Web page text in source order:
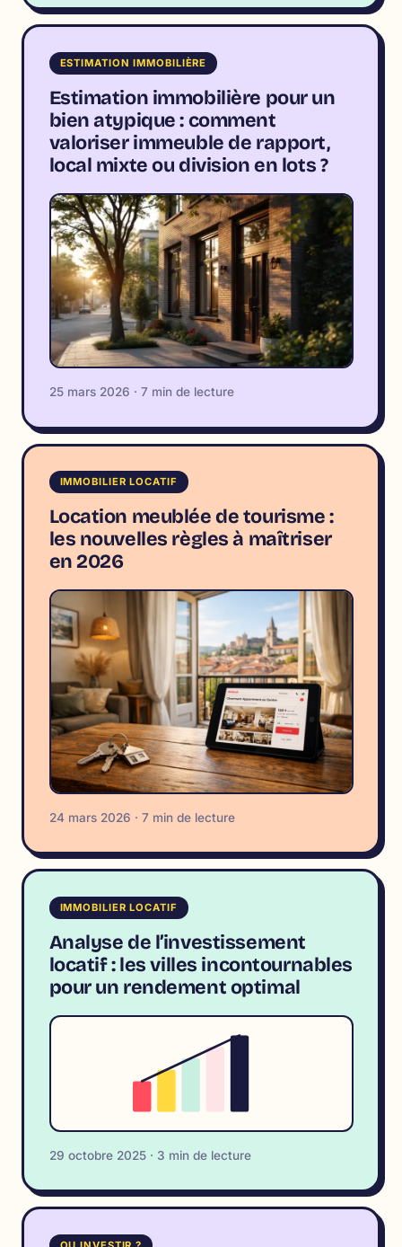
ESTIMATION IMMOBILIÈRE
Estimation immobilière pour un
bien atypique : comment
valoriser immeuble de rapport,
local mixte ou division en lots ?
25 mars 2026 · 7 min de lecture
IMMOBILIER LOCATIF
Location meublée de tourisme :
les nouvelles règles à maîtriser
en 2026
24 mars 2026 · 7 min de lecture
IMMOBILIER LOCATIF
Analyse de l’investissement
locatif : les villes incontournables
pour un rendement optimal
29 octobre 2025 · 3 min de lecture